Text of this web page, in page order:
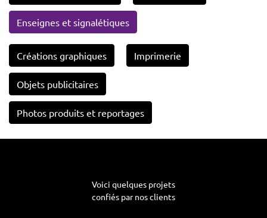
Enseignes et signalétiques
Créations graphiques Imprimerie
Objets publicitaires
Photos produits et reportages
Voici quelques projets
confiés par nos clients